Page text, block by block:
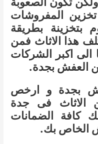
تخزين المفروشات
بتخزينة بطريقة
هذا الاثاث فمن
الى اكبر الشركات
العفش بجدة.
بجدة و ارخص
الاثاث فى جدة
كافة الضمانات
الخاص بك.